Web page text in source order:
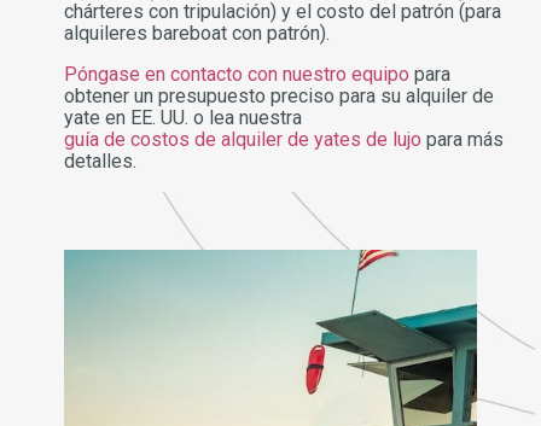
chárteres con tripulación) y el costo del patrón (para
alquileres bareboat con patrón).
Póngase en contacto con nuestro equipo para
obtener un presupuesto preciso para su alquiler de
yate en EE. UU. o lea nuestra
guía de costos de alquiler de yates de lujo para más
detalles.